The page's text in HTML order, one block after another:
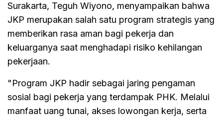
Surakarta, Teguh Wiyono, menyampaikan bahwa
JKP merupakan salah satu program strategis yang
memberikan rasa aman bagi pekerja dan
keluarganya saat menghadapi risiko kehilangan
pekerjaan.
"Program JKP hadir sebagai jaring pengaman
sosial bagi pekerja yang terdampak PHK. Melalui
manfaat uang tunai, akses lowongan kerja, serta